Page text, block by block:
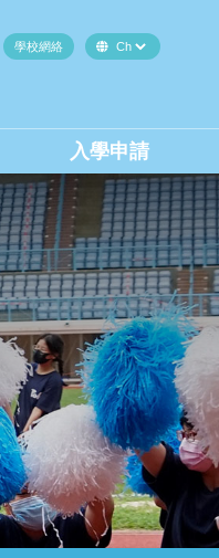
學校網絡
入學申請